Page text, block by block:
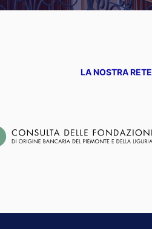
LA NOSTRA RETE